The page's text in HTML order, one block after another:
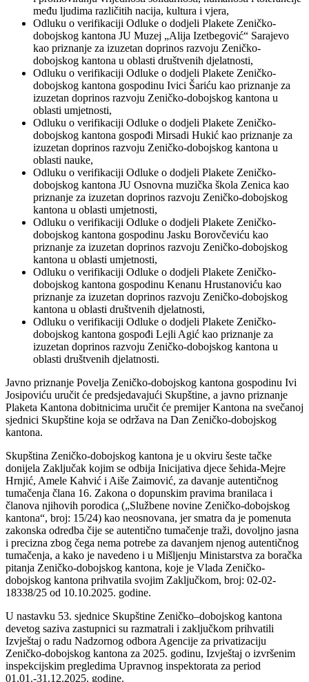
među ljudima različitih nacija, kultura i vjera,
Odluku o verifikaciji Odluke o dodjeli Plakete Zeničko-
dobojskog kantona JU Muzej „Alija Izetbegović“ Sarajevo
kao priznanje za izuzetan doprinos razvoju Zeničko-
dobojskog kantona u oblasti društvenih djelatnosti,
Odluku o verifikaciji Odluke o dodjeli Plakete Zeničko-
dobojskog kantona gospodinu Ivici Šariću kao priznanje za
izuzetan doprinos razvoju Zeničko-dobojskog kantona u
oblasti umjetnosti,
Odluku o verifikaciji Odluke o dodjeli Plakete Zeničko-
dobojskog kantona gospođi Mirsadi Hukić kao priznanje za
izuzetan doprinos razvoju Zeničko-dobojskog kantona u
oblasti nauke,
Odluku o verifikaciji Odluke o dodjeli Plakete Zeničko-
dobojskog kantona JU Osnovna muzička škola Zenica kao
priznanje za izuzetan doprinos razvoju Zeničko-dobojskog
kantona u oblasti umjetnosti,
Odluku o verifikaciji Odluke o dodjeli Plakete Zeničko-
dobojskog kantona gospodinu Jasku Borovčeviću kao
priznanje za izuzetan doprinos razvoju Zeničko-dobojskog
kantona u oblasti umjetnosti,
Odluku o verifikaciji Odluke o dodjeli Plakete Zeničko-
dobojskog kantona gospodinu Kenanu Hrustanoviću kao
priznanje za izuzetan doprinos razvoju Zeničko-dobojskog
kantona u oblasti društvenih djelatnosti,
Odluku o verifikaciji Odluke o dodjeli Plakete Zeničko-
dobojskog kantona gospođi Lejli Agić kao priznanje za
izuzetan doprinos razvoju Zeničko-dobojskog kantona u
oblasti društvenih djelatnosti.
Javno priznanje Povelja Zeničko-dobojskog kantona gospodinu Ivi
Josipoviću uručit će predsjedavajući Skupštine, a javno priznanje
Plaketa Kantona dobitnicima uručit će premijer Kantona na svečanoj
sjednici Skupštine koja se održava na Dan Zeničko-dobojskog
kantona.
Skupština Zeničko-dobojskog kantona je u okviru šeste tačke
donijela Zaključak kojim se odbija Inicijativa djece šehida-Mejre
Hrnjić, Amele Kahvić i Aiše Zaimović, za davanje autentičnog
tumačenja člana 16. Zakona o dopunskim pravima branilaca i
članova njihovih porodica („Službene novine Zeničko-dobojskog
kantona“, broj: 15/24) kao neosnovana, jer smatra da je pomenuta
zakonska odredba čije se autentično tumačenje traži, dovoljno jasna
i precizna zbog čega nema potrebe za davanjem njenog autentičnog
tumačenja, a kako je navedeno i u Mišljenju Ministarstva za boračka
pitanja Zeničko-dobojskog kantona, koje je Vlada Zeničko-
dobojskog kantona prihvatila svojim Zaključkom, broj: 02-02-
18338/25 od 10.10.2025. godine.
U nastavku 53. sjednice Skupštine Zeničko–dobojskog kantona
devetog saziva zastupnici su razmatrali i zaključkom prihvatili
Izvještaj o radu Nadzornog odbora Agencije za privatizaciju
Zeničko-dobojskog kantona za 2025. godinu, Izvještaj o izvršenim
inspekcijskim pregledima Upravnog inspektorata za period
01.01.-31.12.2025. godine.